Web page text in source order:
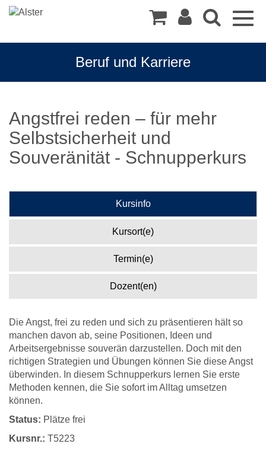
Beruf und Karriere
Angstfrei reden – für mehr
Selbstsicherheit und
Souveränität - Schnupperkurs
Kursinfo
Kursort(e)
Termin(e)
Dozent(en)
Die Angst, frei zu reden und sich zu präsentieren hält so
manchen davon ab, seine Positionen, Ideen und
Arbeitsergebnisse souverän darzustellen. Doch mit den
richtigen Strategien und Übungen können Sie diese Angst
überwinden. In diesem Schnupperkurs lernen Sie erste
Methoden kennen, die Sie sofort im Alltag umsetzen
können.
Status: Plätze frei
Kursnr.: T5223